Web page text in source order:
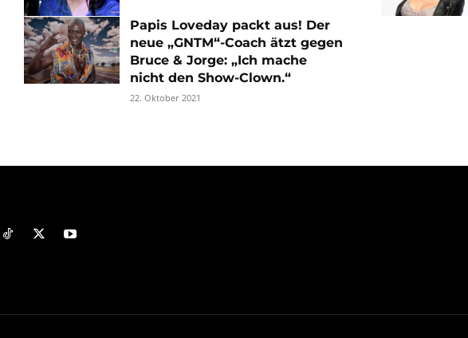
Papis Loveday packt aus! Der
neue „GNTM“-Coach ätzt gegen
Bruce & Jorge: „Ich mache
nicht den Show-Clown.“
22. Oktober 2021